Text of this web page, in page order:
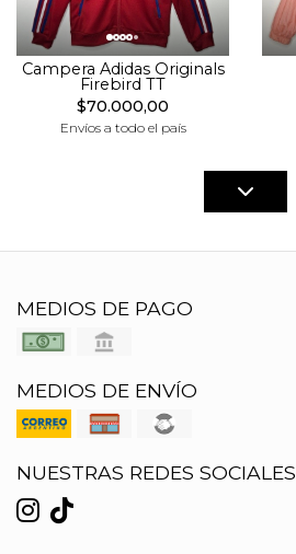
Campera Adidas Originals
Firebird TT
$70.000,00
Envíos a todo el país
MEDIOS DE PAGO
MEDIOS DE ENVÍO
NUESTRAS REDES SOCIALES